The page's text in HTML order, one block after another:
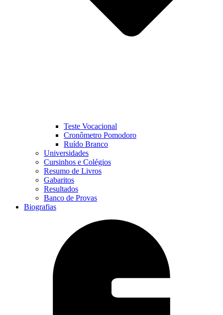
Teste Vocacional
Cronômetro Pomodoro
Ruído Branco
Universidades
Cursinhos e Colégios
Resumo de Livros
Gabaritos
Resultados
Banco de Provas
Biografias